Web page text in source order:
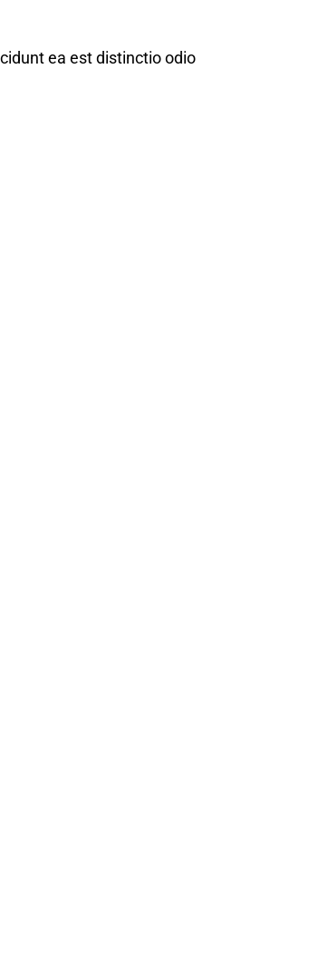
ea est distinctio odio